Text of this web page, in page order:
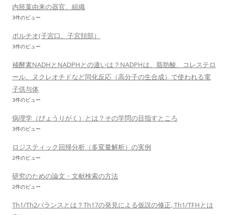
内胚葉由来の器官、組織
3件のビュー
ポルチオ(子宮口、子宮頚部）
3件のビュー
補酵素NADHとNADPHとの違いは？NADPHは、脂肪酸、コレステロ
ール、ヌクレオチドなど同化反応（高分子の生合成）で使われる電
子供与体
3件のビュー
病理学（びょうりがく）とは？その学問の目指すところ
3件のビュー
ロジスティック回帰分析（多変量解析）の実例
2件のビュー
研究のための論文・文献検索の方法
2件のビュー
Th1/Th2バランスとは？Th17の発見による仮説の修正, Th1/TFHとは